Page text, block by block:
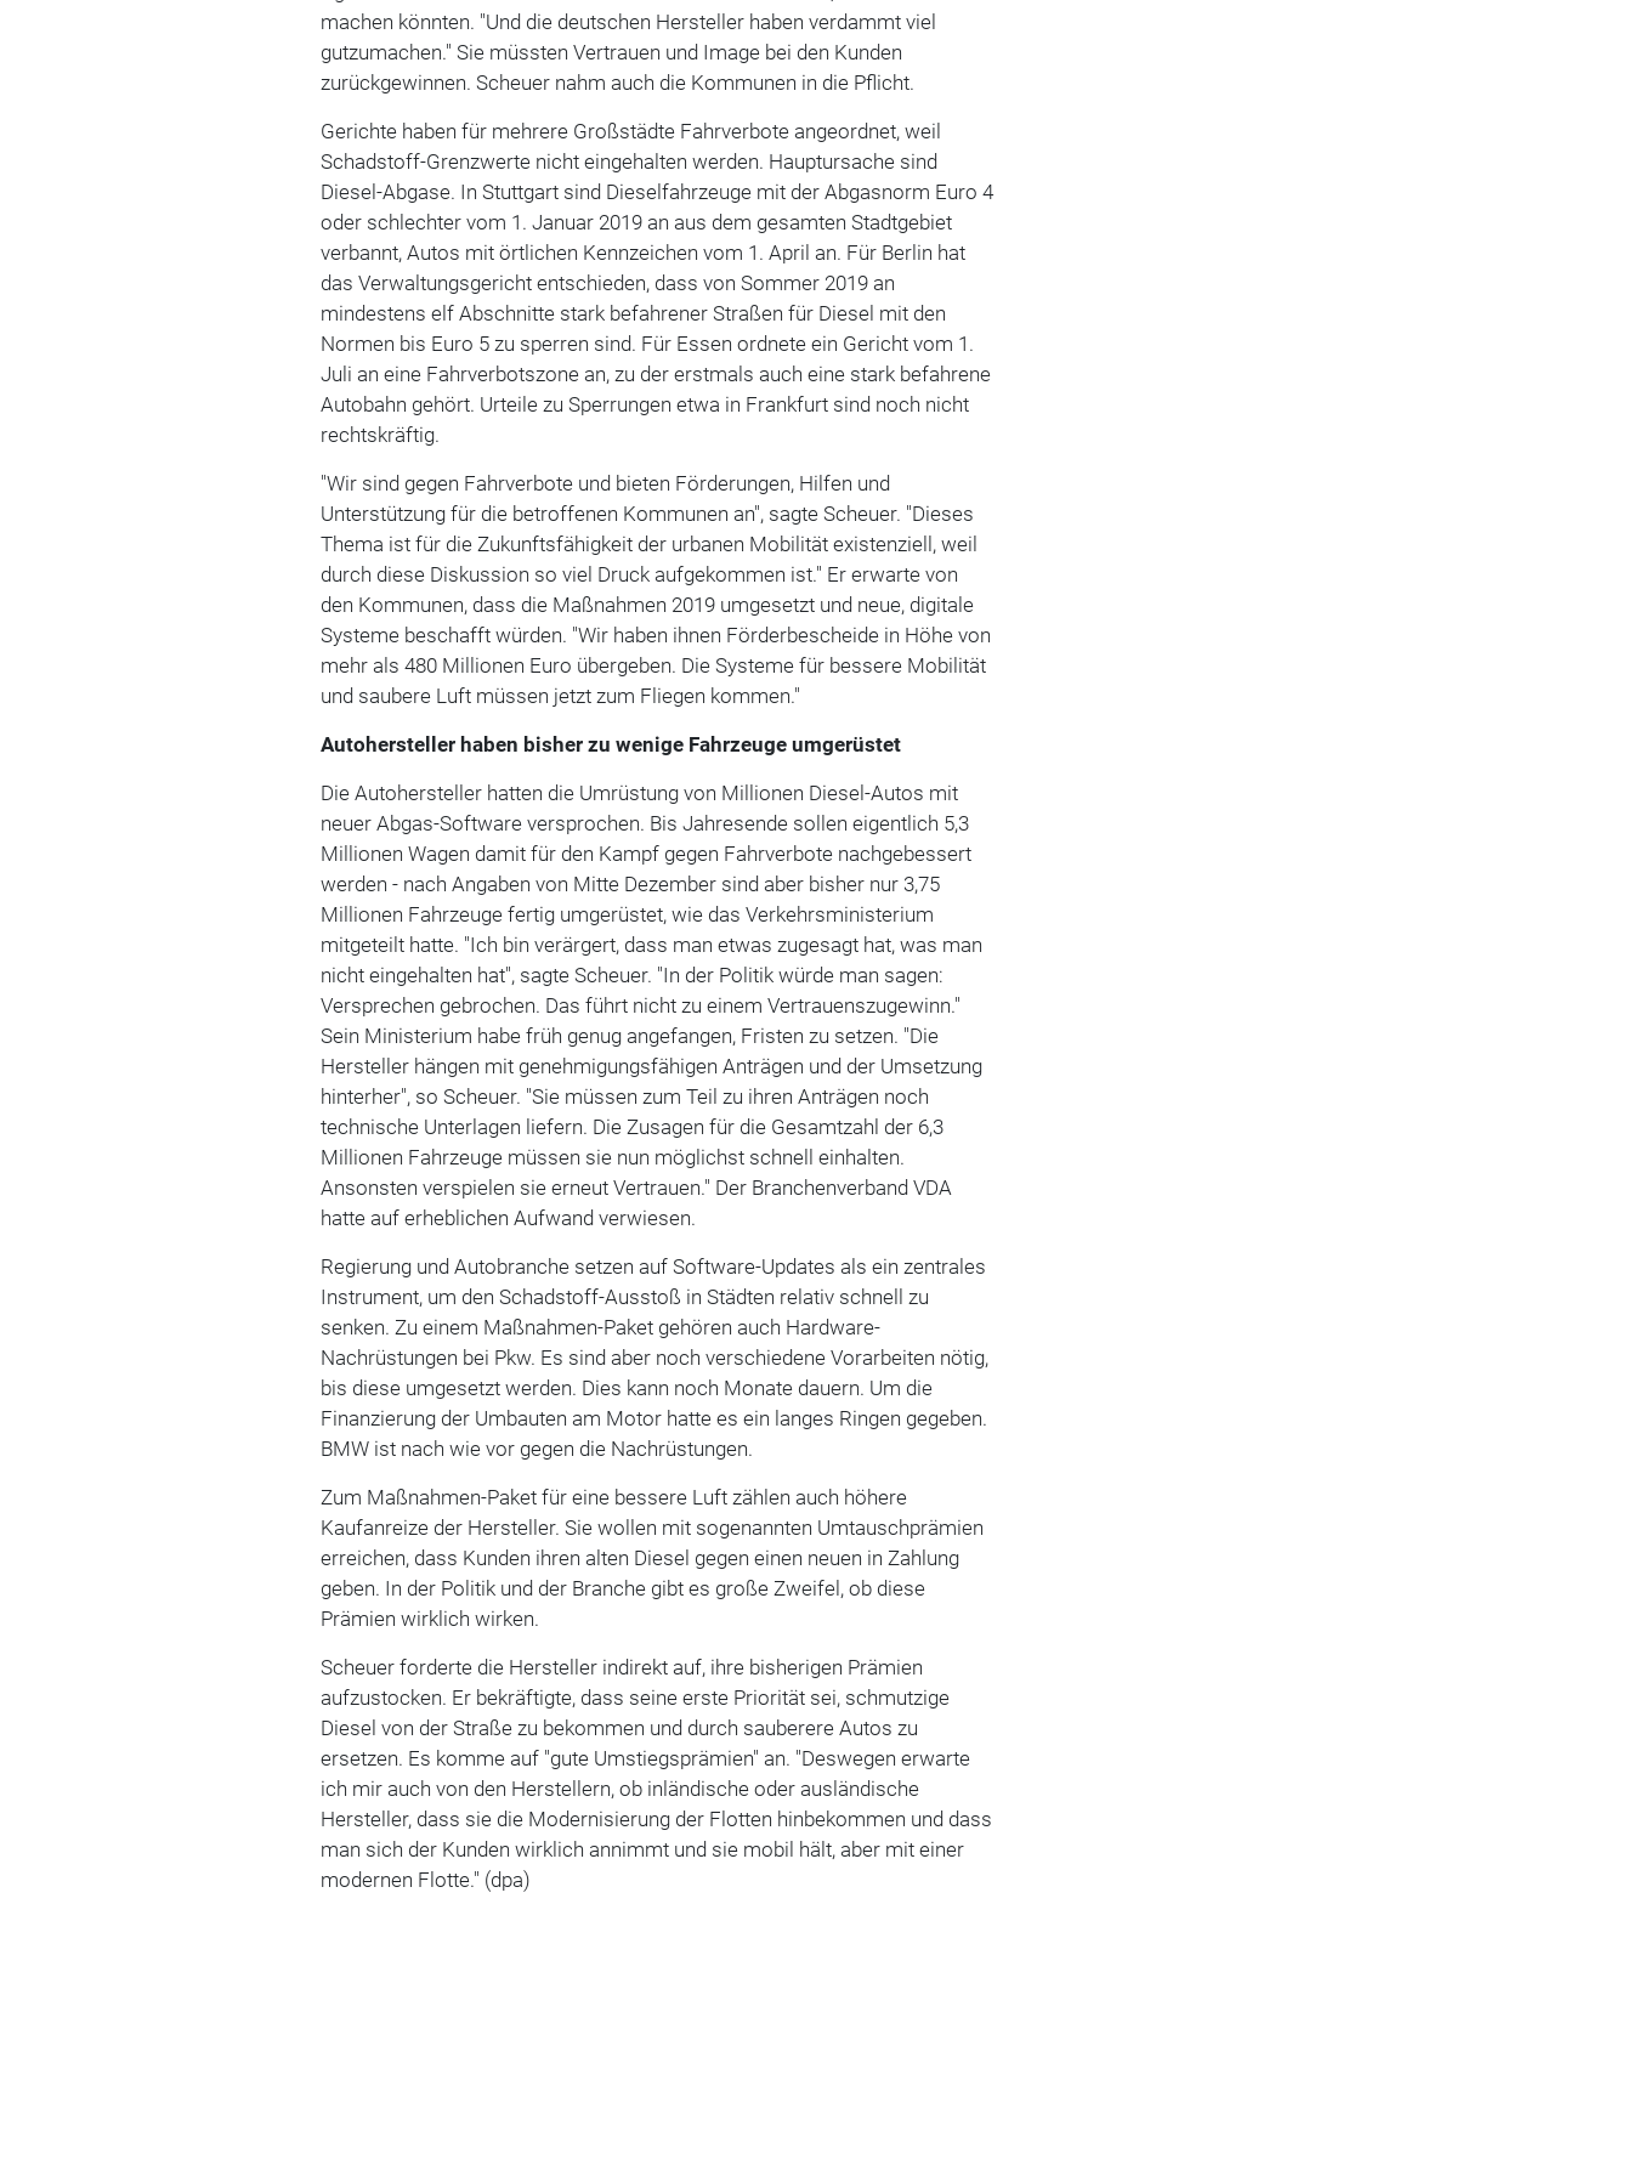
machen könnten. "Und die deutschen Hersteller haben verdammt viel
gutzumachen." Sie müssten Vertrauen und Image bei den Kunden
zurückgewinnen. Scheuer nahm auch die Kommunen in die Pflicht.
Gerichte haben für mehrere Großstädte Fahrverbote angeordnet, weil
Schadstoff-Grenzwerte nicht eingehalten werden. Hauptursache sind
Diesel-Abgase. In Stuttgart sind Dieselfahrzeuge mit der Abgasnorm Euro 4
oder schlechter vom 1. Januar 2019 an aus dem gesamten Stadtgebiet
verbannt, Autos mit örtlichen Kennzeichen vom 1. April an. Für Berlin hat
das Verwaltungsgericht entschieden, dass von Sommer 2019 an
mindestens elf Abschnitte stark befahrener Straßen für Diesel mit den
Normen bis Euro 5 zu sperren sind. Für Essen ordnete ein Gericht vom 1.
Juli an eine Fahrverbotszone an, zu der erstmals auch eine stark befahrene
Autobahn gehört. Urteile zu Sperrungen etwa in Frankfurt sind noch nicht
rechtskräftig.
"Wir sind gegen Fahrverbote und bieten Förderungen, Hilfen und
Unterstützung für die betroffenen Kommunen an", sagte Scheuer. "Dieses
Thema ist für die Zukunftsfähigkeit der urbanen Mobilität existenziell, weil
durch diese Diskussion so viel Druck aufgekommen ist." Er erwarte von
den Kommunen, dass die Maßnahmen 2019 umgesetzt und neue, digitale
Systeme beschafft würden. "Wir haben ihnen Förderbescheide in Höhe von
mehr als 480 Millionen Euro übergeben. Die Systeme für bessere Mobilität
und saubere Luft müssen jetzt zum Fliegen kommen."
Autohersteller haben bisher zu wenige Fahrzeuge umgerüstet
Die Autohersteller hatten die Umrüstung von Millionen Diesel-Autos mit
neuer Abgas-Software versprochen. Bis Jahresende sollen eigentlich 5,3
Millionen Wagen damit für den Kampf gegen Fahrverbote nachgebessert
werden - nach Angaben von Mitte Dezember sind aber bisher nur 3,75
Millionen Fahrzeuge fertig umgerüstet, wie das Verkehrsministerium
mitgeteilt hatte. "Ich bin verärgert, dass man etwas zugesagt hat, was man
nicht eingehalten hat", sagte Scheuer. "In der Politik würde man sagen:
Versprechen gebrochen. Das führt nicht zu einem Vertrauenszugewinn."
Sein Ministerium habe früh genug angefangen, Fristen zu setzen. "Die
Hersteller hängen mit genehmigungsfähigen Anträgen und der Umsetzung
hinterher", so Scheuer. "Sie müssen zum Teil zu ihren Anträgen noch
technische Unterlagen liefern. Die Zusagen für die Gesamtzahl der 6,3
Millionen Fahrzeuge müssen sie nun möglichst schnell einhalten.
Ansonsten verspielen sie erneut Vertrauen." Der Branchenverband VDA
hatte auf erheblichen Aufwand verwiesen.
Regierung und Autobranche setzen auf Software-Updates als ein zentrales
Instrument, um den Schadstoff-Ausstoß in Städten relativ schnell zu
senken. Zu einem Maßnahmen-Paket gehören auch Hardware-
Nachrüstungen bei Pkw. Es sind aber noch verschiedene Vorarbeiten nötig,
bis diese umgesetzt werden. Dies kann noch Monate dauern. Um die
Finanzierung der Umbauten am Motor hatte es ein langes Ringen gegeben.
BMW ist nach wie vor gegen die Nachrüstungen.
Zum Maßnahmen-Paket für eine bessere Luft zählen auch höhere
Kaufanreize der Hersteller. Sie wollen mit sogenannten Umtauschprämien
erreichen, dass Kunden ihren alten Diesel gegen einen neuen in Zahlung
geben. In der Politik und der Branche gibt es große Zweifel, ob diese
Prämien wirklich wirken.
Scheuer forderte die Hersteller indirekt auf, ihre bisherigen Prämien
aufzustocken. Er bekräftigte, dass seine erste Priorität sei, schmutzige
Diesel von der Straße zu bekommen und durch sauberere Autos zu
ersetzen. Es komme auf "gute Umstiegsprämien" an. "Deswegen erwarte
ich mir auch von den Herstellern, ob inländische oder ausländische
Hersteller, dass sie die Modernisierung der Flotten hinbekommen und dass
man sich der Kunden wirklich annimmt und sie mobil hält, aber mit einer
modernen Flotte." (dpa)